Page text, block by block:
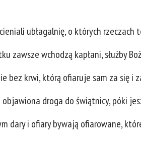
ubłagalnię, o których
zawsze wchodzą kapłani, służby
bez krwi, którą ofiaruje sam za się i
objawiona droga do świątnicy, póki
dary i ofiary bywają ofiarowane,